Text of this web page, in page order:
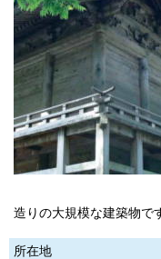
造りの大規模な建築物で
所在地